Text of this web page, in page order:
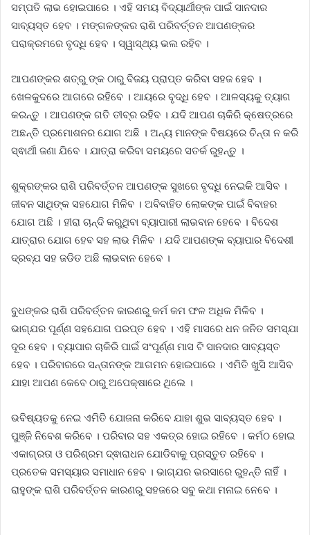
ସମ୍ପତି ଲାଭ ହୋଇପାରେ । ଏହି ସମୟ ବିଦ୍ୟାର୍ଥୀଙ୍କ ପାଇଁ ସାନଦାର
ସାବ୍ୟସ୍ତ ହେବ । ମଙ୍ଗଳଙ୍କର ରାଶି ପରିବର୍ତ୍ତନ ଆପଣଙ୍କର
ପରାକ୍ରମରେ ବୃଦ୍ଧି ହେବ । ସ୍ୱାସ୍ଥ୍ୟ ଭଲ ରହିବ ।
ଆପଣଙ୍କର ଶତ୍ରୁ ଙ୍କ ଠାରୁ ବିଜୟ ପ୍ରାପ୍ତ କରିବା ସହଜ ହେବ ।
ଖେଳକୁଦରେ ଆଗରେ ରହିବେ । ଆୟରେ ବୃଦ୍ଧି ହେବ । ଆଳସ୍ୟକୁ ତ୍ୟାଗ
କରନ୍ତୁ । ଆପଣଙ୍କ ଗତି ତୀବ୍ର ରହିବ । ଯଦି ଆପଣ ଚାକିରି କ୍ଷେତ୍ରରେ
ଅଛନ୍ତି ପ୍ରମୋଶନର ଯୋଗ ଅଛି । ଅନ୍ୟ ମାନଙ୍କ ବିଷୟରେ ଚିନ୍ତା ନ କରି
ସ୍ଵାର୍ଥୀ ଜଣା ଯିବେ । ଯାତ୍ରା କରିବା ସମୟରେ ସତର୍କ ରୁହନ୍ତୁ ।
ଶୁକ୍ରଙ୍କର ରାଶି ପରିବର୍ତ୍ତନ ଆପଣଙ୍କ ସୁଖରେ ବୃଦ୍ଧି ନେଇକି ଆସିବ ।
ଜୀବନ ସାଥିଙ୍କ ସହଯୋଗ ମିଳିବ । ଅବିବାହିତ ଲୋକଙ୍କ ପାଇଁ ବିବାହର
ଯୋଗ ଅଛି । ହୀରା ଚାନ୍ଦି କରୁଥିବା ବ୍ୟାପାରୀ ଲାଭବାନ ହେବେ । ବିଦେଶ
ଯାତ୍ରାର ଯୋଗ ହେବ ସହ ଲାଭ ମିଳିବ । ଯଦି ଆପଣଙ୍କ ବ୍ୟାପାର ବିଦେଶୀ
ଦ୍ରବ୍ଯ ସହ ଜଡିତ ଅଛି ଲାଭବାନ ହେବେ ।
ବୁଧଙ୍କର ରାଶି ପରିବର୍ତ୍ତନ କାରଣରୁ କର୍ମ କମ ଫଳ ଅଧିକ ମିଳିବ ।
ଭାଗ୍ଯର ପୂର୍ଣ୍ଣ ସହଯୋଗ ପରପ୍ତ ହେବ । ଏହି ମାସରେ ଧନ ଜନିତ ସମସ୍ଯା
ଦୂର ହେବ । ବ୍ୟାପାର ଚାକିରି ପାଇଁ ସଂପୂର୍ଣ୍ଣ ମାସ ଟି ସାନଦାର ସାବ୍ୟସ୍ତ
ହେବ । ପରିବାରରେ ସନ୍ତାନଙ୍କ ଆଗମନ ହୋଇପାରେ । ଏମିତି ଖୁସି ଆସିବ
ଯାହା ଆପଣ କେବେ ଠାରୁ ଅପେକ୍ଷାରେ ଥିଲେ ।
ଭବିଷ୍ୟତକୁ ନେଇ ଏମିତି ଯୋଜନା କରିବେ ଯାହା ଶୁଭ ସାବ୍ୟସ୍ତ ହେବ ।
ପୁଞ୍ଜି ନିବେଶ କରିବେ । ପରିବାର ସହ ଏକତ୍ର ହୋଇ ରହିବେ । କର୍ମଠ ହୋଇ
ଏକାଗ୍ରତା ଓ ପରିଶ୍ରମ ଦ୍ଵାରାଧନ ଯୋଡିବାକୁ ପ୍ରସ୍ତୁତ ରହିବେ ।
ପ୍ରତେକ ସମସ୍ୟାର ସମାଧାନ ହେବ । ଭାଗ୍ଯର ଭରସାରେ ରୁହନ୍ତି ନାହିଁ ।
ରାହୁଙ୍କ ରାଶି ପରିବର୍ତ୍ତନ କାରଣରୁ ସହଜରେ ସବୁ କଥା ମନାଇ ନେବେ ।